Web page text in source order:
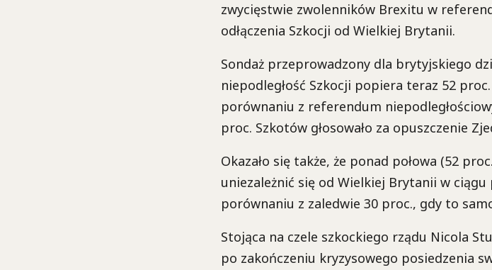
zwycięstwie zwolenników Brexitu w
odłączenia Szkocji od Wielkiej Brytanii.
Sondaż przeprowadzony dla brytyjskiego
niepodległość Szkocji popiera teraz 52
porównaniu z referendum
proc. Szkotów głosowało za opuszczenie
Okazało się także, że ponad połowa (52
uniezależnić się od Wielkiej Brytanii w
porównaniu z zaledwie 30 proc., gdy to
Stojąca na czele szkockiego rządu Nicola
po zakończeniu kryzysowego posiedzenia